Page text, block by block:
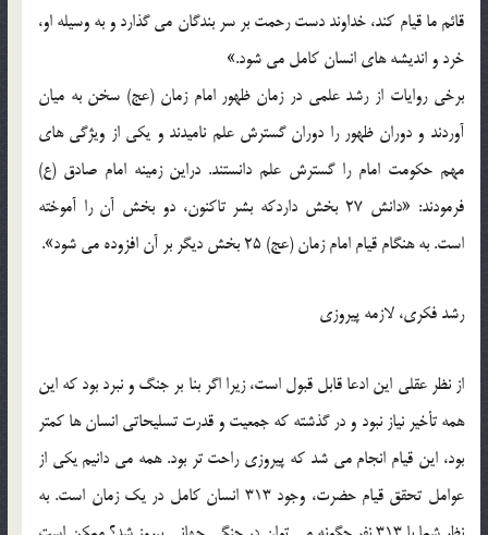
قائم ما قيام کند، خداوند دست رحمت بر سر بندگان مي گذارد و به وسيله او،
خرد و انديشه هاي انسان کامل مي شود.»
برخي روايات از رشد علمي در زمان ظهور امام زمان (عج) سخن به ميان
آوردند و دوران ظهور را دوران گسترش علم ناميدند و يکي از ويژگي هاي
مهم حکومت امام را گسترش علم دانستند. دراين زمينه امام صادق (ع)
فرمودند: «دانش 27 بخش داردکه بشر تاکنون، دو بخش آن را آموخته
است. به هنگام قيام امام زمان (عج) 25 بخش ديگر بر آن افزوده مي شود».
رشد فکري، لازمه پيروزي
از نظر عقلي اين ادعا قابل قبول است، زيرا اگر بنا بر جنگ و نبرد بود که اين
همه تأخير نياز نبود و در گذشته که جمعيت و قدرت تسليحاتي انسان ها کمتر
بود، اين قيام انجام مي شد که پيروزي راحت تر بود. همه مي دانيم يکي از
عوامل تحقق قيام حضرت، وجود 313 انسان کامل در يک زمان است. به